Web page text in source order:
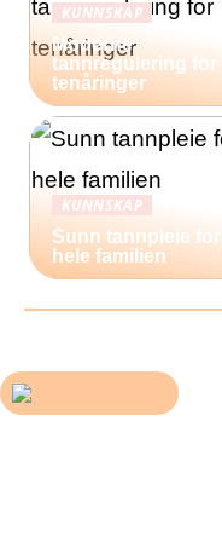
KUNNSKAP
Moderne
tannregulering for
tenåringer
KUNNSKAP
Sunn tannpleie for
hele familien